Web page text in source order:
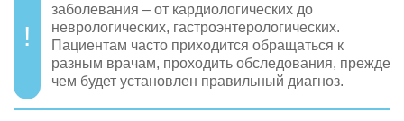
заболевания – от кардиологических до
неврологических, гастроэнтерологических.
Пациентам часто приходится обращаться к
разным врачам, проходить обследования, прежде
чем будет установлен правильный диагноз.